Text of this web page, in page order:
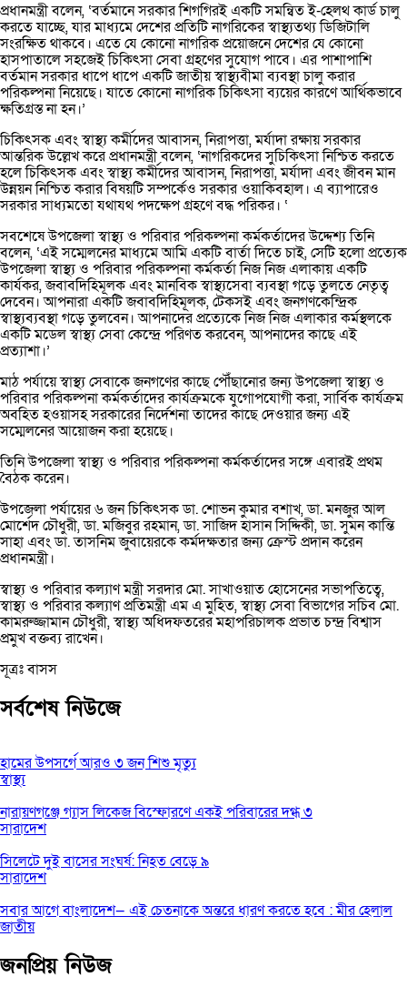
প্রধানমন্ত্রী বলেন, ‘বর্তমানে সরকার শিগগিরই একটি সমন্বিত ই-হেলথ কার্ড চালু
করতে যাচ্ছে, যার মাধ্যমে দেশের প্রতিটি নাগরিকের স্বাস্থ্যতথ্য ডিজিটালি
সংরক্ষিত থাকবে। এতে যে কোনো নাগরিক প্রয়োজনে দেশের যে কোনো
হাসপাতালে সহজেই চিকিৎসা সেবা গ্রহণের সুযোগ পাবে। এর পাশাপাশি
বর্তমান সরকার ধাপে ধাপে একটি জাতীয় স্বাস্থ্যবীমা ব্যবস্থা চালু করার
পরিকল্পনা নিয়েছে। যাতে কোনো নাগরিক চিকিৎসা ব্যয়ের কারণে আর্থিকভাবে
ক্ষতিগ্রস্ত না হন।’
চিকিৎসক এবং স্বাস্থ্য কর্মীদের আবাসন, নিরাপত্তা, মর্যাদা রক্ষায় সরকার
আন্তরিক উল্লেখ করে প্রধানমন্ত্রী বলেন, ‘নাগরিকদের সুচিকিৎসা নিশ্চিত করতে
হলে চিকিৎসক এবং স্বাস্থ্য কর্মীদের আবাসন, নিরাপত্তা, মর্যাদা এবং জীবন মান
উন্নয়ন নিশ্চিত করার বিষয়টি সম্পর্কেও সরকার ওয়াকিবহাল। এ ব্যাপারেও
সরকার সাধ্যমতো যথাযথ পদক্ষেপ গ্রহণে বদ্ধ পরিকর। ‘
সবশেষে উপজেলা স্বাস্থ্য ও পরিবার পরিকল্পনা কর্মকর্তাদের উদ্দেশ্য তিনি
বলেন, ‘এই সম্মেলনের মাধ্যমে আমি একটি বার্তা দিতে চাই, সেটি হলো প্রত্যেক
উপজেলা স্বাস্থ্য ও পরিবার পরিকল্পনা কর্মকর্তা নিজ নিজ এলাকায় একটি
কার্যকর, জবাবদিহিমূলক এবং মানবিক স্বাস্থ্যসেবা ব্যবস্থা গড়ে তুলতে নেতৃত্ব
দেবেন। আপনারা একটি জবাবদিহিমূলক, টেকসই এবং জনগণকেন্দ্রিক
স্বাস্থ্যব্যবস্থা গড়ে তুলবেন। আপনাদের প্রত্যেকে নিজ নিজ এলাকার কর্মস্থলকে
একটি মডেল স্বাস্থ্য সেবা কেন্দ্রে পরিণত করবেন, আপনাদের কাছে এই
প্রত্যাশা।’
মাঠ পর্যায়ে স্বাস্থ্য সেবাকে জনগণের কাছে পৌঁছানোর জন্য উপজেলা স্বাস্থ্য ও
পরিবার পরিকল্পনা কর্মকর্তাদের কার্যক্রমকে যুগোপযোগী করা, সার্বিক কার্যক্রম
অবহিত হওয়াসহ সরকারের নির্দেশনা তাদের কাছে দেওয়ার জন্য এই
সম্মেলনের আয়োজন করা হয়েছে।
তিনি উপজেলা স্বাস্থ্য ও পরিবার পরিকল্পনা কর্মকর্তাদের সঙ্গে এবারই প্রথম
বৈঠক করেন।
উপজেলা পর্যায়ের ৬ জন চিকিৎসক ডা. শোভন কুমার বশাখ, ডা. মনজুর আল
মোর্শেদ চৌধুরী, ডা. মজিবুর রহমান, ডা. সাজিদ হাসান সিদ্দিকী, ডা. সুমন কান্তি
সাহা এবং ডা. তাসনিম জুবায়েরকে কর্মদক্ষতার জন্য ক্রেস্ট প্রদান করেন
প্রধানমন্ত্রী।
স্বাস্থ্য ও পরিবার কল্যাণ মন্ত্রী সরদার মো. সাখাওয়াত হোসেনের সভাপতিত্বে,
স্বাস্থ্য ও পরিবার কল্যাণ প্রতিমন্ত্রী এম এ মুহিত, স্বাস্থ্য সেবা বিভাগের সচিব মো.
কামরুজ্জামান চৌধুরী, স্বাস্থ্য অধিদফতরের মহাপরিচালক প্রভাত চন্দ্র বিশ্বাস
প্রমুখ বক্তব্য রাখেন।
সূত্রঃ বাসস
সর্বশেষ নিউজে
হামের উপসর্গে আরও ৩ জন শিশু মৃত্যু
স্বাস্থ্য
নারায়ণগঞ্জে গ্যাস লিকেজ বিস্ফোরণে একই পরিবারের দগ্ধ ৩
সারাদেশ
সিলেটে দুই বাসের সংঘর্ষ: নিহত বেড়ে ৯
সারাদেশ
সবার আগে বাংলাদেশ— এই চেতনাকে অন্তরে ধারণ করতে হবে : মীর হেলাল
জাতীয়
জনপ্রিয় নিউজ